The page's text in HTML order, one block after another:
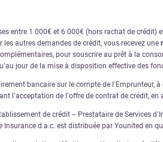
entre 1 000€ et 6 000€ (hors rachat de
les autres demandes de crédit, vous recevez une
pour souscrire au prêt à la
jour de la mise à disposition effective des
bancaire sur le compte de l’Emprunteur,
l’acceptation de l’offre de contrat de crédit,
de crédit – Prestataire de Services
Insurance d.a.c. est distribuée par Younited en